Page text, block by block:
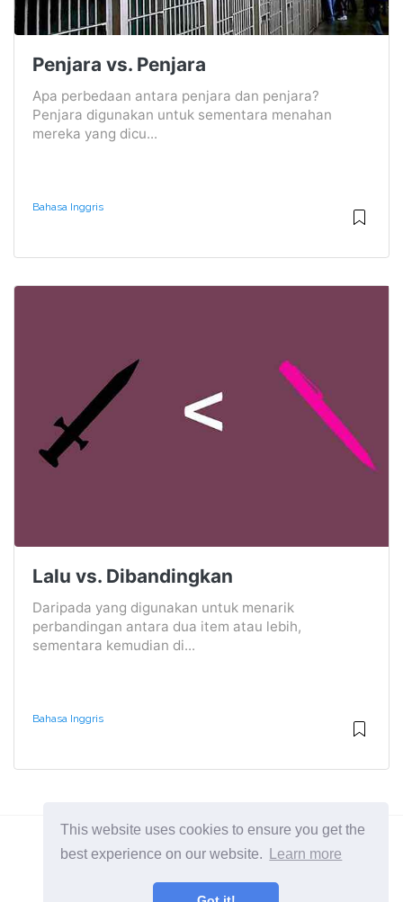
This website uses cookies to ensure you get the
best experience on our website.
Learn more
Penjara vs. Penjara
Apa perbedaan antara penjara dan penjara?
Penjara digunakan untuk sementara menahan
mereka yang dicu...
Bahasa Inggris
Lalu vs. Dibandingkan
Daripada yang digunakan untuk menarik
perbandingan antara dua item atau lebih,
sementara kemudian di...
Bahasa Inggris
2026 ©Diffexpert